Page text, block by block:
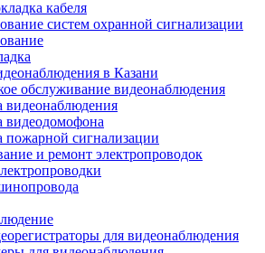
кабеля
систем охранной сигнализации
в Казани
обслуживание видеонаблюдения
видеонаблюдения
видеодомофона
пожарной сигнализации
и ремонт электропроводок
для видеонаблюдения